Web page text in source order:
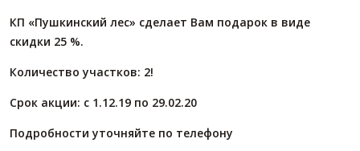
КП «Пушкинский лес» сделает Вам подарок в виде
скидки 25 %.
Количество участков: 2!
Срок акции: с 1.12.19 по 29.02.20
Подробности уточняйте по телефону